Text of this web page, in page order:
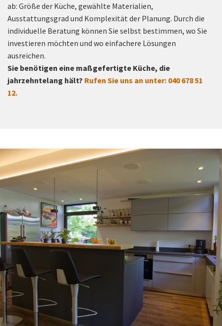
ab: Größe der Küche, gewählte Materialien,
Ausstattungsgrad und Komplexität der Planung. Durch die
individuelle Beratung können Sie selbst bestimmen, wo Sie
investieren möchten und wo einfachere Lösungen
ausreichen.
Sie benötigen eine maßgefertigte Küche, die
jahrzehntelang hält? Rufen Sie uns an unter: 040 678 51
12.